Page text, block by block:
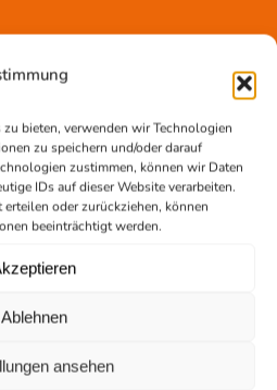
bieten, verwenden wir Technologien
zu speichern und/oder darauf
zustimmen, können wir Daten
IDs auf dieser Website verarbeiten.
oder zurückziehen, können
beeinträchtigt werden.
Ablehnen
ansehen